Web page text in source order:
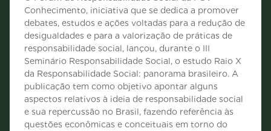
Conhecimento, iniciativa que se dedica a promover
debates, estudos e ações voltadas para a redução de
desigualdades e para a valorização de práticas de
responsabilidade social, lançou, durante o III
Seminário Responsabilidade Social, o estudo Raio X
da Responsabilidade Social: panorama brasileiro. A
publicação tem como objetivo apontar alguns
aspectos relativos à ideia de responsabilidade social
e sua repercussão no Brasil, fazendo referência às
questões econômicas e conceituais em torno do